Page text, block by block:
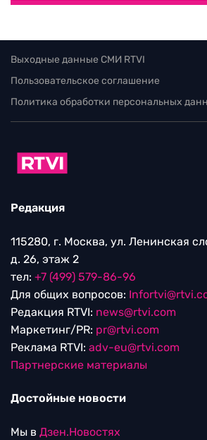
Выходные данные СМИ RTVI
Пользовательское соглашение
Политика обработки персональных
Редакция
115280, г. Москва, ул. Ленинская
д. 26, этаж 2
тел: +7 (499) 579-86-96
Для общих вопросов:
Редакция RTVI: news@rtvi.com
Маркетинг/PR: pr@rtvi.com
Реклама RTVI: adv-eu@rtvi.com
Партнерские материалы
Достойные новости
Мы в Дзен.Новостях